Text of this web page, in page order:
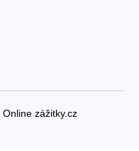
Online zážitky.cz